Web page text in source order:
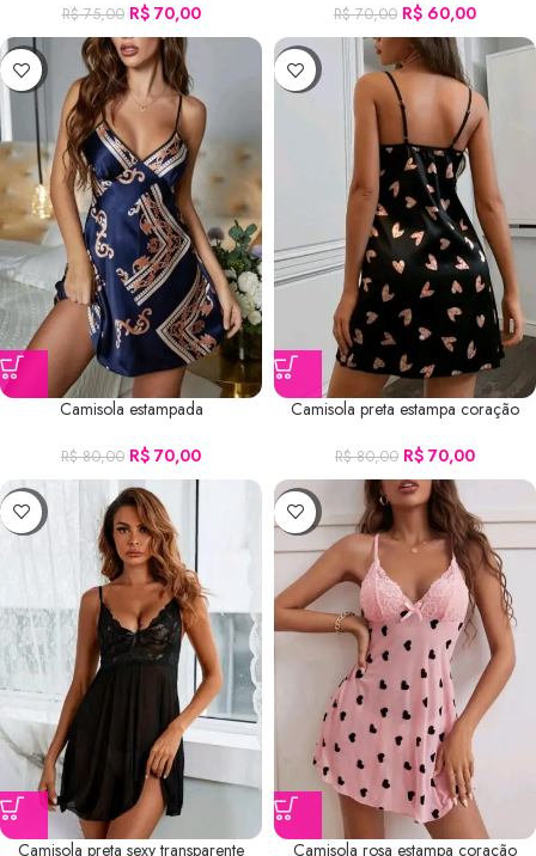
R$75,00 R$70,00 R$70,00 R$ 60,00
-13%
Camisola estampada
R$80,00 R$ 70,00
-13%
Camisola preta estampa coração
R$80,00 R$ 70,00
-41%
Camisola preta sexy transparente
-13%
Camisola rosa estampa coração